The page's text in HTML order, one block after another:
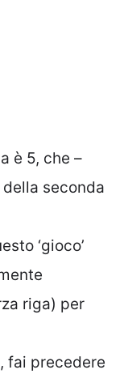
è 5, che –
seconda
‘gioco’
riga) per
fai precedere